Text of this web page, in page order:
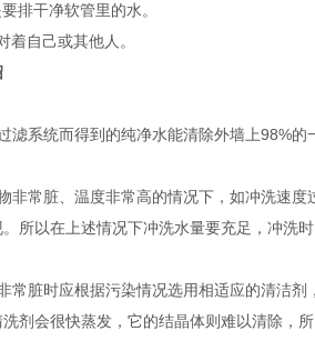
排干净软管里的水。
着自己或其他人。
滤系统而得到的纯净水能清除外墙上98%
常脏、温度非常高的情况下，如冲洗速度
所以在上述情况下冲洗水量要充足，冲洗
脏时应根据污染情况选用相适应的清洁剂
剂会很快蒸发，它的结晶体则难以清除，